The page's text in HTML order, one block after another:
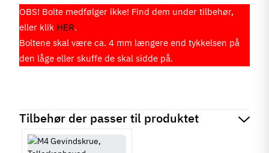
OBS! Bolte medfølger ikke! Find dem under tilbehør,
eller klik HER.
Boltene skal være ca. 4 mm længere end tykkelsen på
den låge eller skuffe de skal sidde på.
Tilbehør der passer til produktet